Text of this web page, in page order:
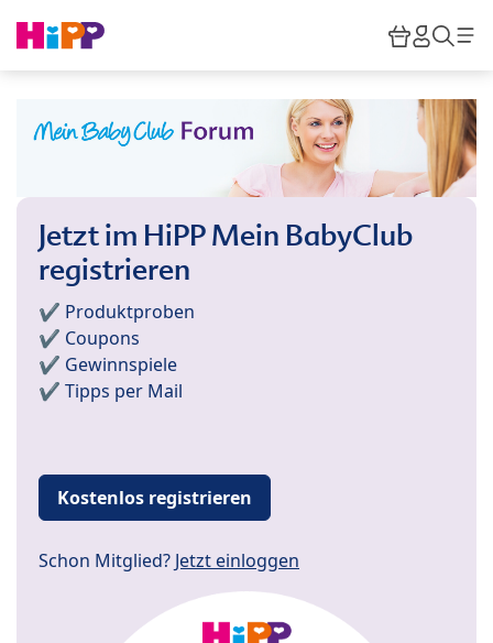
HiPP
Jetzt im HiPP Mein BabyClub
registrieren
✔️ Produktproben
✔️ Coupons
✔️ Gewinnspiele
✔️ Tipps per Mail
Kostenlos registrieren
Schon Mitglied? Jetzt einloggen